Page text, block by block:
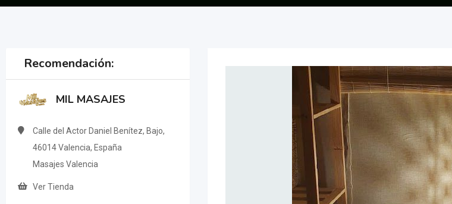
Recomendación:
MIL MASAJES
Calle del Actor Daniel Benítez, Bajo,
46014 Valencia, España
Masajes Valencia
Ver Tienda